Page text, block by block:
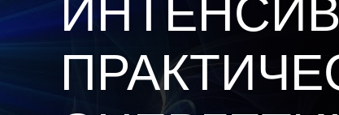
ПРАКТИЧЕСКОЙ
ЭНЕРГЕТИКИ